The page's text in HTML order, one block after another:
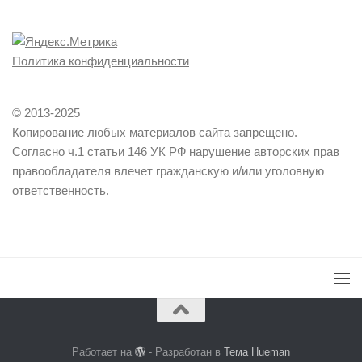
Политика конфиденциальности
© 2013-2025
Копирование любых материалов сайта запрещено.
Согласно ч.1 статьи 146 УК РФ нарушение авторских прав
правообладателя влечет гражданскую и/или уголовную
ответственность.
Работает на - Разработан вТема Hueman